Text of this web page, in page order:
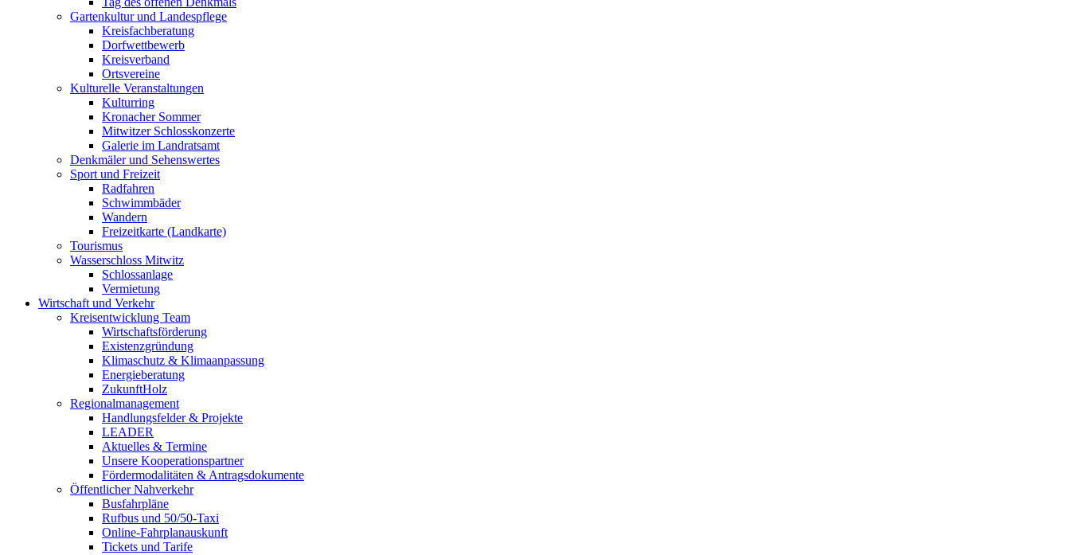
Gartenkultur und Landespflege
Kreisfachberatung
Dorfwettbewerb
Kreisverband
Ortsvereine
Kulturelle Veranstaltungen
Kulturring
Kronacher Sommer
Mitwitzer Schlosskonzerte
Galerie im Landratsamt
Denkmäler und Sehenswertes
Sport und Freizeit
Radfahren
Schwimmbäder
Wandern
Freizeitkarte (Landkarte)
Tourismus
Wasserschloss Mitwitz
Schlossanlage
Vermietung
Wirtschaft und Verkehr
Kreisentwicklung Team
Wirtschaftsförderung
Existenzgründung
Klimaschutz & Klimaanpassung
Energieberatung
ZukunftHolz
Regionalmanagement
Handlungsfelder & Projekte
LEADER
Aktuelles & Termine
Unsere Kooperationspartner
Fördermodalitäten & Antragsdokumente
Öffentlicher Nahverkehr
Busfahrpläne
Rufbus und 50/50-Taxi
Online-Fahrplanauskunft
Tickets und Tarife